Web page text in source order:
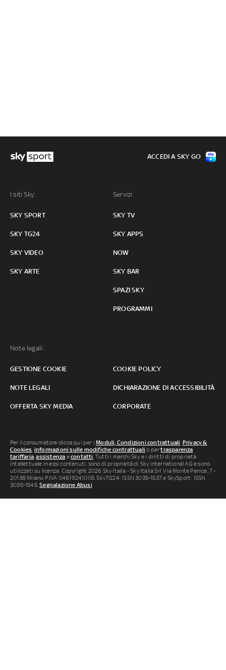
I siti Sky:
SKY SPORT
SKY TG24
SKY VIDEO
SKY ARTE
Servizi:
SKY TV
SKY APPS
NOW
SKY BAR
SPAZI SKY
PROGRAMMI
Note legali:
GESTIONE COOKIE COOKIE POLICY
NOTE LEGALI DICHIARAZIONE DI ACCESSIBILITÀ
OFFERTA SKY MEDIA CORPORATE
ACCEDI A SKY GO
Per il consumatore clicca qui per iModuli, Condizioni contrattuali, Privacy &
Cookies, informazioni sulle modifiche contrattuali o pertrasparenza
tariffaria,assistenza econtatti. Tutti i marchi Sky e i diritti di proprietà
intellettuale in essi contenuti, sono di proprietà di Sky international AG e sono
utilizzati su licenza. Copyright 2026 Sky Italia - Sky Italia Srl Via Monte Penice, 7 -
20138 Milano P.IVA 04619241005. SkyTG24: ISSN 3035-1537 e SkySport: ISSN
3035-1545.Segnalazione Abusi